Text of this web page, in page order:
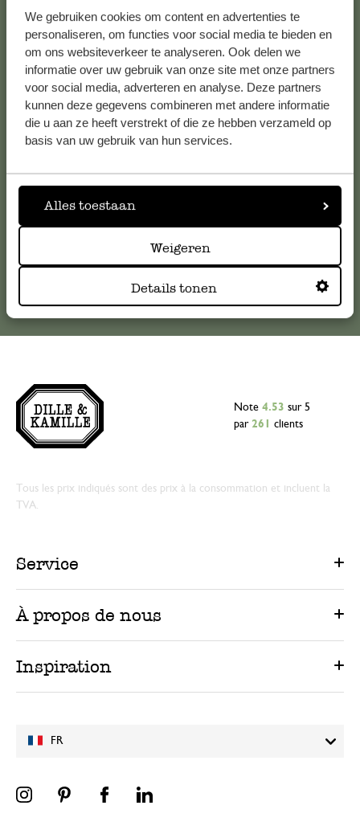
We gebruiken cookies om content en advertenties te
personaliseren, om functies voor social media te bieden en
om ons websiteverkeer te analyseren. Ook delen we
informatie over uw gebruik van onze site met onze partners
voor social media, adverteren en analyse. Deze partners
kunnen deze gegevens combineren met andere informatie
die u aan ze heeft verstrekt of die ze hebben verzameld op
basis van uw gebruik van hun services.
Alles toestaan
Weigeren
Details tonen
Service clientèle
Pour toute question ou demande de conseil ou d’aide,
veuillez contacter notre service clientèle. Ou retrouvez ici
serviceclientele@dille-kamille.com
FR
Note 4.53 sur 5
par 261 clients
Tous les prix indiqués sont des prix à la consommation et incluent la
TVA.
Service
À propos de nous
Inspiration